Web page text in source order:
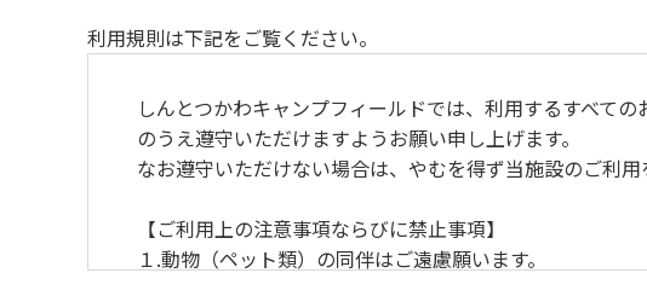
利用規則は下記をご覧ください。
しんとつかわキャンプフィールドでは、利用するすべて
のうえ遵守いただけますようお願い申し上げます。
なお遵守いただけない場合は、やむを得ず当施設のご利用
【ご利用上の注意事項ならびに禁止事項】
１.動物（ペット類）の同伴はご遠慮願います。